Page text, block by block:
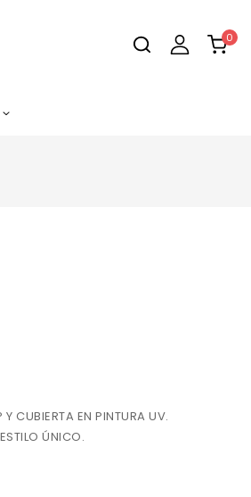
0
CUBIERTA EN PINTURA UV.
ÚNICO.